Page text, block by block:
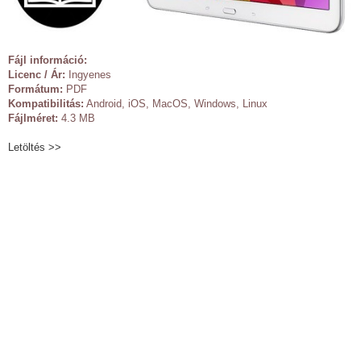
Fájl információ:
Licenc / Ár: Ingyenes
Formátum: PDF
Kompatibilitás: Android, iOS, MacOS, Windows, Linux
Fájlméret: 4.3 MB
Letöltés >>